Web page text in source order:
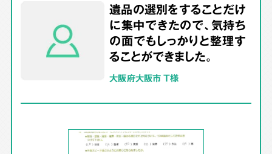
遺品の選別をすることだけ
に集中できたので、気持ち
の面でもしっかりと整理す
ることができました。
大阪府大阪市 T様